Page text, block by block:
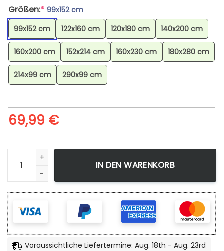
Größen:* 99x152 cm
99x152 cm
122x160 cm 120x180 cm 140x200 cm
160x200 cm 152x214 cm 160x230 cm 180x280 cm
214x99 cm 290x99 cm
69,99 €
Gohan Beast Teppich, Anime Teppich, Wohnzimmer
IN DEN WARENKORB
Voraussichtliche Liefertermine: Aug. 18th - Aug. 23rd